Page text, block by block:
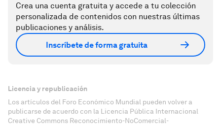
Crea una cuenta gratuita y accede a tu colección
personalizada de contenidos con nuestras últimas
publicaciones y análisis.
Inscríbete de forma gratuita
Licencia y republicación
Los artículos del Foro Económico Mundial pueden volver a
publicarse de acuerdo con la Licencia Pública Internacional
Creative Commons Reconocimiento-NoComercial-